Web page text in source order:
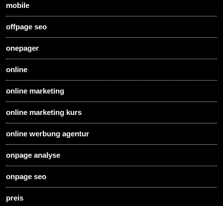
mobile
offpage seo
onepager
online
online marketing
online marketing kurs
online werbung agentur
onpage analyse
onpage seo
preis